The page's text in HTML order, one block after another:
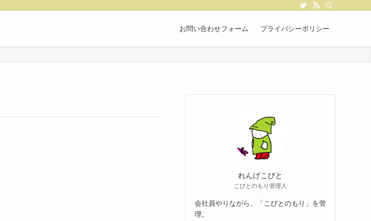
お問い合わせフォーム プライバシーポリシー
れんげこびと
こびとのもり管理人
会社員やりながら、「こびとのもり」を管
理。